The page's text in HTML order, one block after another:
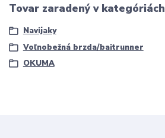
Tovar zaradený v kategóriách
Navijaky
Voľnobežná brzda/baitrunner
OKUMA